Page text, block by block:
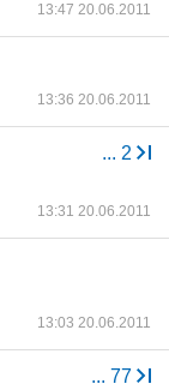
13:47 20.06.2011
13:36 20.06.2011
... 2
13:31 20.06.2011
13:03 20.06.2011
... 77